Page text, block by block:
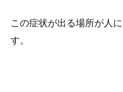
この症状が出る場所が人
す。